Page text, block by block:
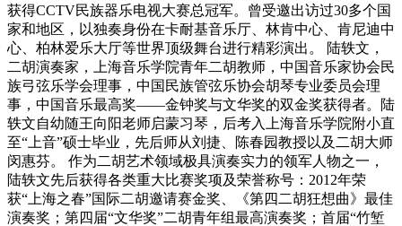
获得CCTV民族器乐电视大赛总冠军。曾受邀出访过30多个国
家和地区，以独奏身份在卡耐基音乐厅、林肯中心、肯尼迪中
心、柏林爱乐大厅等世界顶级舞台进行精彩演出。 陆轶文，
二胡演奏家，上海音乐学院青年二胡教师，中国音乐家协会民
族弓弦乐学会理事，中国民族管弦乐协会胡琴专业委员会理
事，中国音乐最高奖——金钟奖与文华奖的双金奖获得者。陆
轶文自幼随王向阳老师启蒙习琴，后考入上海音乐学院附小直
至“上音”硕士毕业，先后师从刘捷、陈春园教授以及二胡大师
闵惠芬。 作为二胡艺术领域极具演奏实力的领军人物之一，
陆轶文先后获得各类重大比赛奖项及荣誉称号：2012年荣
获“上海之春”国际二胡邀请赛金奖、《第四二胡狂想曲》最佳
演奏奖；第四届“文华奖”二胡青年组最高演奏奖；首届“竹堑